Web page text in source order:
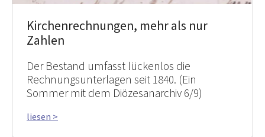
Kirchenrechnungen, mehr als nur
Zahlen
Der Bestand umfasst lückenlos die
Rechnungsunterlagen seit 1840. (Ein
Sommer mit dem Diözesanarchiv 6/9)
liesen >